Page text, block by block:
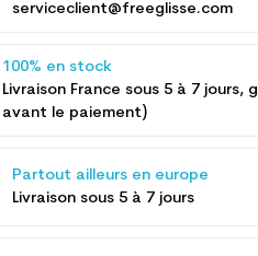
serviceclient@freeglisse.com
100% en stock
Livraison France sous 5 à 7
avant le paiement)
Partout ailleurs en europe
Livraison sous 5 à 7 jours